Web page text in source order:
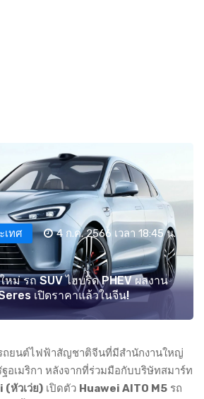
เทศ 4 ก.ค. 2566 เวลา 18:45 น.
หม่ รถ SUV ไฮบริด PHEV ผลงาน
เปิดราคาแล้วในจีน!
ถยนต์ไฟฟ้าสัญชาติจีนที่มีสำนักงานใหญ่
อเมริกา หลังจากที่ร่วมมือกับบริษัทสมาร์ท
(หัวเว่ย) เปิดตัว Huawei AITO M5 รถ